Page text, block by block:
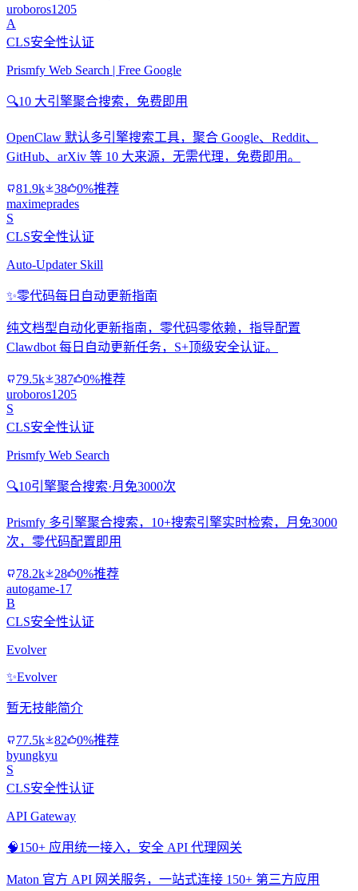
uroboros1205
A
CLS安全性认证
Prismfy Web Search | Free Google
🔍10 大引擎聚合搜索，免费即用
OpenClaw 默认多引擎搜索工具，聚合 Google、Reddit、
GitHub、arXiv 等 10 大来源，无需代理，免费即用。
81.9k 38
0%推荐
maximeprades
S
CLS安全性认证
Auto-Updater Skill
✨零代码每日自动更新指南
纯文档型自动化更新指南，零代码零依赖，指导配置
Clawdbot 每日自动更新任务，S+顶级安全认证。
79.5k 387
0%推荐
uroboros1205
S
CLS安全性认证
Prismfy Web Search
🔍10引擎聚合搜索·月免3000次
Prismfy 多引擎聚合搜索，10+搜索引擎实时检索，月免3000
次，零代码配置即用
78.2k 28
0%推荐
autogame-17
B
CLS安全性认证
Evolver
✨Evolver
暂无技能简介
77.5k 82
0%推荐
byungkyu
S
CLS安全性认证
API Gateway
🧠150+ 应用统一接入，安全 API 代理网关
Maton 官方 API 网关服务，一站式连接 150+ 第三方应用